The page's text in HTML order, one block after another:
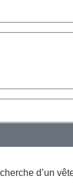
d’un